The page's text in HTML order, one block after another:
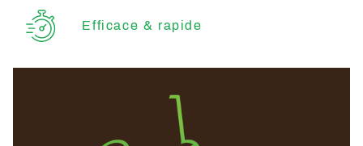
Efficace & rapide